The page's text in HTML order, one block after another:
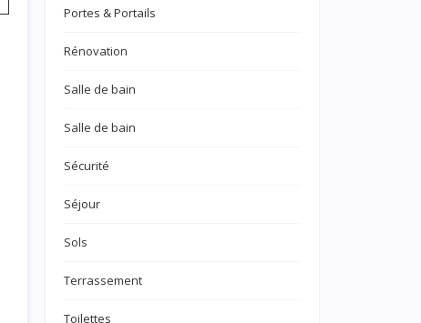
Portes & Portails
Rénovation
Salle de bain
Salle de bain
Sécurité
Séjour
Sols
Terrassement
Toilettes